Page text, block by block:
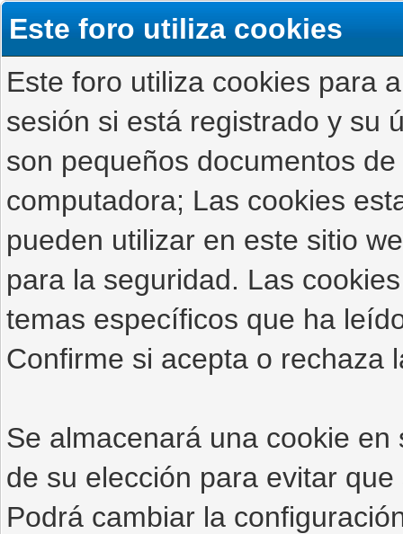
Este foro utiliza cookies
Este foro utiliza cookies para
sesión si está registrado y su
son pequeños documentos
computadora; Las cookies
pueden utilizar en este sitio
para la seguridad. Las
temas específicos que ha
Confirme si acepta o rechaza
Se almacenará una cookie
de su elección para evitar
Podrá cambiar la